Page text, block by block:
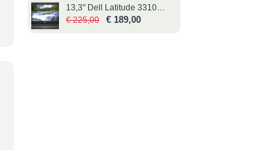
13,3" Dell Latitude 3310 - i5 - 256GB SSD
€ 225,00
€ 189,00